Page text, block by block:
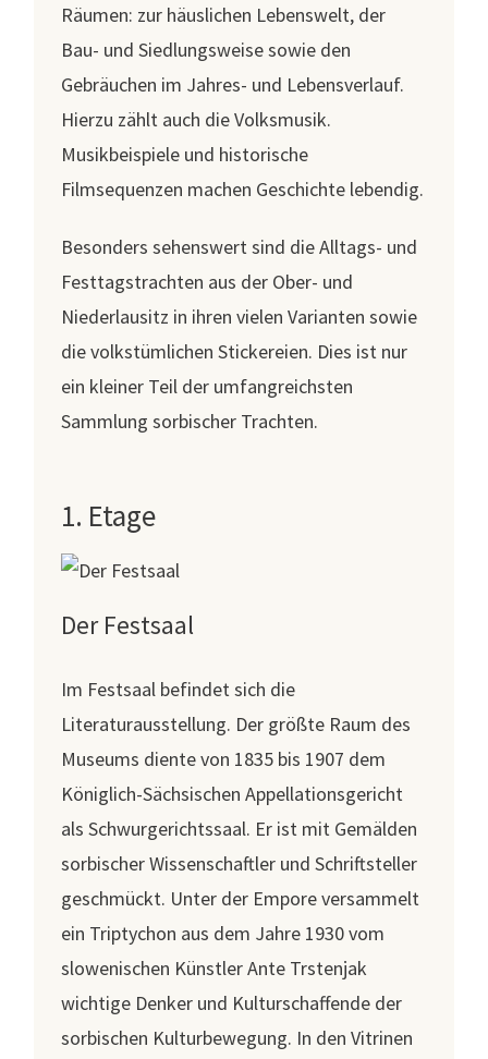
Räumen: zur häuslichen Lebenswelt, der
Bau- und Siedlungsweise sowie den
Gebräuchen im Jahres- und Lebensverlauf.
Hierzu zählt auch die Volksmusik.
Musikbeispiele und historische
Filmsequenzen machen Geschichte lebendig.
Besonders sehenswert sind die Alltags- und
Festtagstrachten aus der Ober- und
Niederlausitz in ihren vielen Varianten sowie
die volkstümlichen Stickereien. Dies ist nur
ein kleiner Teil der umfangreichsten
Sammlung sorbischer Trachten.
1. Etage
Der Festsaal
Im Festsaal befindet sich die
Literaturausstellung. Der größte Raum des
Museums diente von 1835 bis 1907 dem
Königlich-Sächsischen Appellationsgericht
als Schwurgerichtssaal. Er ist mit Gemälden
sorbischer Wissenschaftler und Schriftsteller
geschmückt. Unter der Empore versammelt
ein Triptychon aus dem Jahre 1930 vom
slowenischen Künstler Ante Trstenjak
wichtige Denker und Kulturschaffende der
sorbischen Kulturbewegung. In den Vitrinen